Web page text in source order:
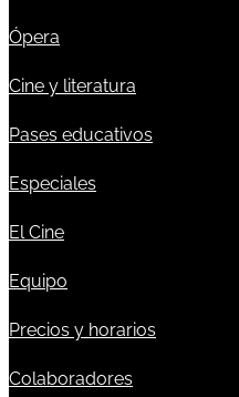
Ópera
Cine y literatura
Pases educativos
Especiales
El Cine
Equipo
Precios y horarios
Colaboradores